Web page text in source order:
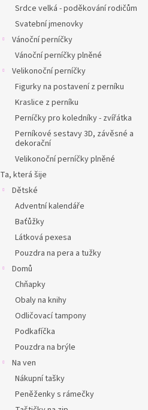
Srdce velká - poděkování rodičům
Svatební jmenovky
Vánoční perníčky
Vánoční perníčky plněné
Velikonoční perníčky
Figurky na postavení z perníku
Kraslice z perníku
Perníčky pro koledníky - zvířátka
Perníkové sestavy 3D, závěsné a
dekorační
Velikonoční perníčky plněné
Ta, která šije
Dětské
Adventní kalendáře
Baťůžky
Látková pexesa
Pouzdra na pera a tužky
Domů
Chňapky
Obaly na knihy
Odličovací tampony
Podkafíčka
Pouzdra na brýle
Na ven
Nákupní tašky
Peněženky s rámečky